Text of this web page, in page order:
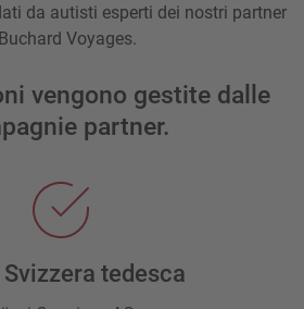
da autisti esperti dei nostri partner
Voyages.
vengono gestite dalle
partner.
Svizzera tedesca